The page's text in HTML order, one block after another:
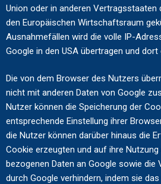
Union oder in anderen
den Europäischen Wirtschaftsraum
Ausnahmefällen wird die volle IP-
Google in den USA übertragen und dort
Die von dem Browser des Nutzers
nicht mit anderen Daten von Google
Nutzer können die Speicherung der
entsprechende Einstellung ihrer
die Nutzer können darüber hinaus die
Cookie erzeugten und auf ihre
bezogenen Daten an Google sowie die
durch Google verhindern, indem sie